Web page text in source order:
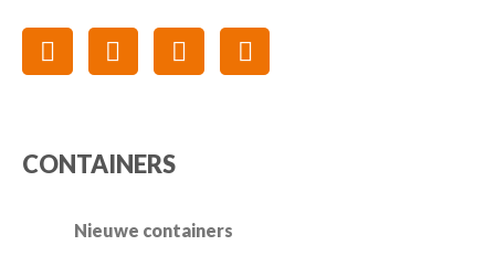
CONTAINERS
Nieuwe containers